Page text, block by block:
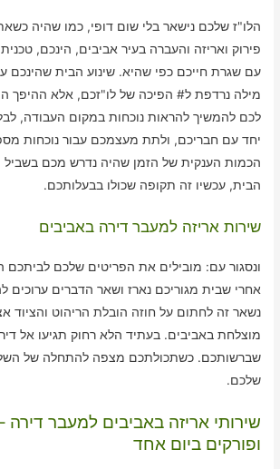
הלו"ז שלכם נישאר בלי שום דופי, כמו שהיה
פירוק ואריזה והעברה בעיר אביבים, הינכם,
עם שגרת חייכם כפי שהיא. שינוע הבית שהינכם
מילה נרדפת ל# הפיכה של לו"זכם, אלא ההיפך
לכם להמשיך להראות נוכחות במקום העבודה,
יחד עם חבריכם, ולתת מעצמכם עבור נוכחות
הכמות הענקית של הזמן שהיה נדרש מכם בשביל
הבית, עכשיו זה תקופה שכולו בבעלותכם.
שירות אריזה למעבר דירה באביבים
ונסגור עם: מובילים את הפריטים שלכם לביתכם
אחרי שבית מגוריכם נארז ושאר הדברים ערוכים
נשאר זה לחתום על חוזה הובלת הריהוט והציוד
מוצלחת באביבים. בעתיד הלא רחוק תגיעו אל
שברשותכם. כשתכולתכם מצפה להתחלה של
שלכם.
שירותי אריזה באביבים למעבר דירה
ופורקים ביום אחד